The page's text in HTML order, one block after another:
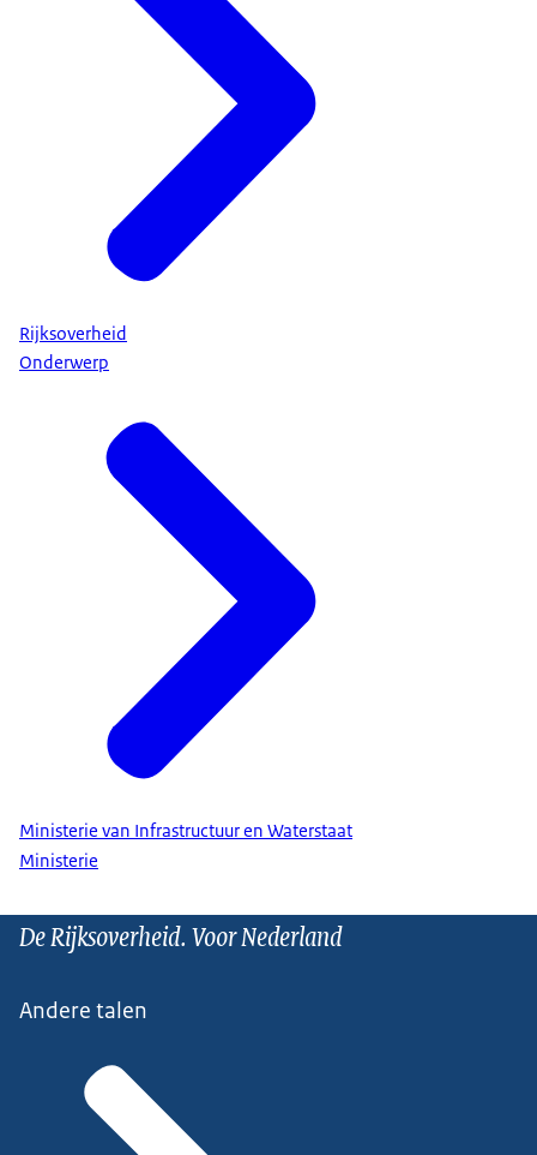
Rijksoverheid
Onderwerp
Ministerie van Infrastructuur en Waterstaat
Ministerie
De Rijksoverheid. Voor Nederland
Andere talen